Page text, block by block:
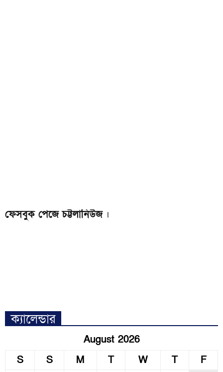
ফেসবুক পেজে চট্টলানিউজ ।
ক্যালেন্ডার
August 2026
S
S M T W T
F